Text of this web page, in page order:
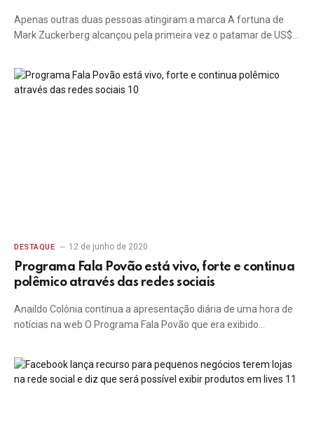
Apenas outras duas pessoas atingiram a marca A fortuna de
Mark Zuckerberg alcançou pela primeira vez o patamar de US$…
DESTAQUE 12 de junho de 2020
Programa Fala Povão está vivo, forte e continua
polêmico através das redes sociais
Anaildo Colônia continua a apresentação diária de uma hora de
notícias na web O Programa Fala Povão que era exibido…